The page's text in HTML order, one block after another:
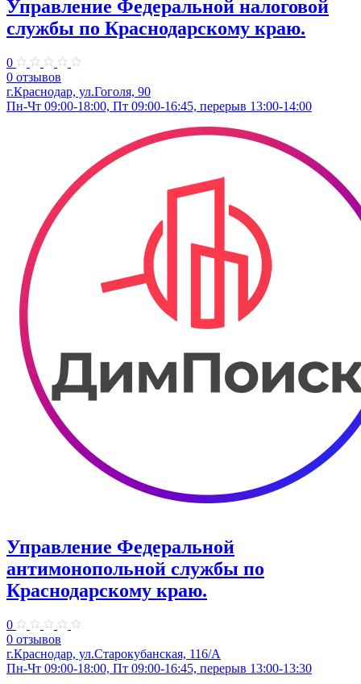
Управление Федеральной налоговой
службы по Краснодарскому краю.
0
0 отзывов
г.Краснодар, ул.​Гоголя, 90
Пн-Чт 09:00-18:00, Пт 09:00-16:45, перерыв 13:00-14:00
Управление Федеральной
антимонопольной службы по
Краснодарскому краю.
0
0 отзывов
г.Краснодар, ул.​Старокубанская, 116/А
Пн-Чт 09:00-18:00, Пт 09:00-16:45, перерыв 13:00-13:30